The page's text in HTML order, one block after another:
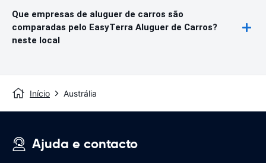
Que empresas de aluguer de carros são
comparadas pelo EasyTerra Aluguer de Carros?
neste local
Início Austrália
Ajuda e contacto